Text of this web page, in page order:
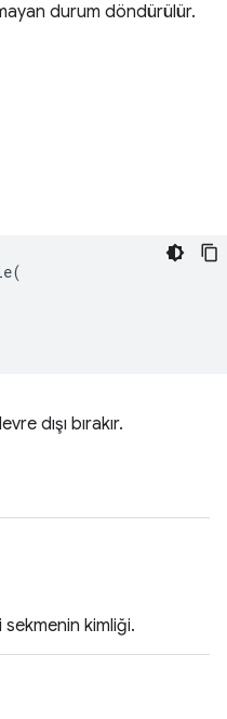
durum döndürülür.
(
dışı bırakır.
sekmenin kimliği.